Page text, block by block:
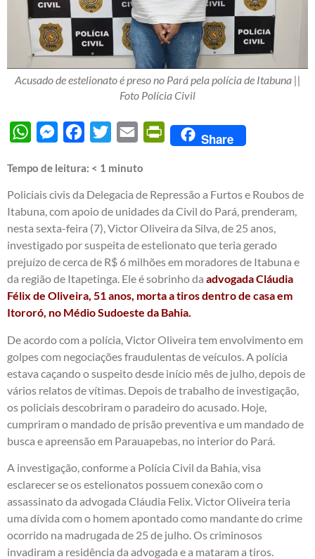
Acusado de estelionato é preso no Pará pela polícia de Itabuna ||
Foto Polícia Civil
WhatsAppMessengerFacebook
Twitter Email PrintFriendly
Share
Tempo de leitura: < 1 minuto
Policiais civis da Delegacia de Repressão a Furtos e Roubos de
Itabuna, com apoio de unidades da Civil do Pará, prenderam,
nesta sexta-feira (7), Victor Oliveira da Silva, de 25 anos,
investigado por suspeita de estelionato que teria gerado
prejuízo de cerca de R$ 6 milhões em moradores de Itabuna e
da região de Itapetinga. Ele é sobrinho da advogada Cláudia
Félix de Oliveira, 51 anos, morta a tiros dentro de casa em
Itororó, no Médio Sudoeste da Bahia.
De acordo com a polícia, Victor Oliveira tem envolvimento em
golpes com negociações fraudulentas de veículos. A polícia
estava caçando o suspeito desde início mês de julho, depois de
vários relatos de vítimas. Depois de trabalho de investigação,
os policiais descobriram o paradeiro do acusado. Hoje,
cumpriram o mandado de prisão preventiva e um mandado de
busca e apreensão em Parauapebas, no interior do Pará.
A investigação, conforme a Polícia Civil da Bahia, visa
esclarecer se os estelionatos possuem conexão com o
assassinato da advogada Cláudia Felix. Victor Oliveira teria
uma dívida com o homem apontado como mandante do crime
ocorrido na madrugada de 25 de julho. Os criminosos
invadiram a residência da advogada e a mataram a tiros.